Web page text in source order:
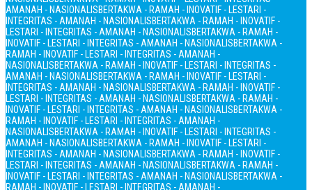
AMANAH - NASIONALISBERTAKWA - RAMAH - INOVATIF - LESTARI -
INTEGRITAS - AMANAH - NASIONALISBERTAKWA - RAMAH - INOVATIF -
LESTARI - INTEGRITAS - AMANAH - NASIONALISBERTAKWA - RAMAH -
INOVATIF - LESTARI - INTEGRITAS - AMANAH - NASIONALISBERTAKWA -
RAMAH - INOVATIF - LESTARI - INTEGRITAS - AMANAH -
NASIONALISBERTAKWA - RAMAH - INOVATIF - LESTARI - INTEGRITAS -
AMANAH - NASIONALISBERTAKWA - RAMAH - INOVATIF - LESTARI -
INTEGRITAS - AMANAH - NASIONALISBERTAKWA - RAMAH - INOVATIF -
LESTARI - INTEGRITAS - AMANAH - NASIONALISBERTAKWA - RAMAH -
INOVATIF - LESTARI - INTEGRITAS - AMANAH - NASIONALISBERTAKWA -
RAMAH - INOVATIF - LESTARI - INTEGRITAS - AMANAH -
NASIONALISBERTAKWA - RAMAH - INOVATIF - LESTARI - INTEGRITAS -
AMANAH - NASIONALISBERTAKWA - RAMAH - INOVATIF - LESTARI -
INTEGRITAS - AMANAH - NASIONALISBERTAKWA - RAMAH - INOVATIF -
LESTARI - INTEGRITAS - AMANAH - NASIONALISBERTAKWA - RAMAH -
INOVATIF - LESTARI - INTEGRITAS - AMANAH - NASIONALISBERTAKWA -
RAMAH - INOVATIF - LESTARI - INTEGRITAS - AMANAH -